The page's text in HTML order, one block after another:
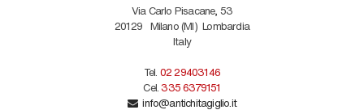
Via Carlo Pisacane, 53
20129 Milano (MI) Lombardia
Italy
Tel. 02 29403146
Cel. 335 6379151
info@antichitagiglio.it